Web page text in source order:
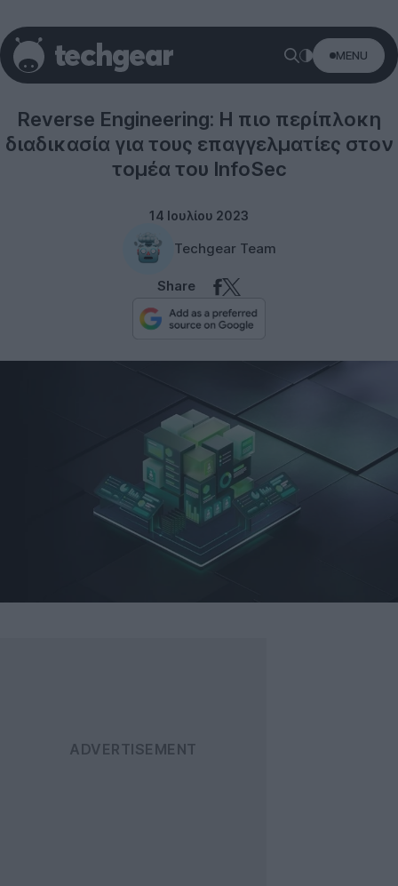
MENU
Reverse Engineering: Η πιο περίπλοκη
διαδικασία για τους επαγγελματίες στον
τομέα του InfoSec
14 Ιουλίου 2023
Techgear Team
Share